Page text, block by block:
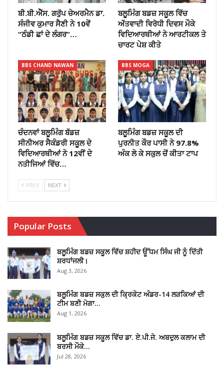
ਬੀ.ਬੀ.ਐੱਸ. ਗਰੁੱਪ ਚੇਅਰਮੈਨ ਡਾ.
ਸੰਜੀਵ ਕੁਮਾਰ ਸੈਣੀ ਨੇ 10ਵੇਂ
“ਠੰਡੀ ਛਾਂ ਦੇ ਲੰਗਰ”…
ਬਲੂਮਿੰਗ ਬਡਜ਼ ਸਕੂਲ ਵਿੱਚ
ਅੱੱਤਵਾਦੀ ਵਿਰੋਧੀ ਦਿਵਸ ਮੌਕੇ
ਵਿਦਿਆਰਥੀਆਂ ਨੇ ਆਰਟੀਕਲ ਤੇ
ਚਾਰਟ ਪੇਸ਼ ਕੀਤੇ
BBS CHAND NAWAN
ਚੰਦਨਵਾਂ ਬਲੂਮਿੰਗ ਬੱਡਜ਼
ਸੀਨੀਅਰ ਸੈਕੰਡਰੀ ਸਕੂਲ ਦੇ
ਵਿਦਿਆਰਥੀਆਂ ਨੇ 12ਵੀਂ ਦੇ
ਨਤੀਜਿਆਂ ਵਿੱਚ…
BBS MOGA
ਬਲੂਮਿੰਗ ਬਡਜ਼ ਸਕੂਲ ਦੀ
ਪੁਰਨੀਤ ਕੌਰ ਪਾਸੀ ਨੇ 97.8%
ਅੰਕ ਲੇ ਕੇ ਸਕੁਲ ਚੋਂ ਕੀਤਾ ਟਾਪ
PREV NEXT
Popular Posts
ਬਲੂਮਿੰਗ ਬਡਜ਼ ਸਕੂਲ ਵਿੱਚ ਸ਼ਹੀਦ ਊੱਧਮ ਸਿੰਘ ਜੀ ਨੂੰ ਦਿੱਤੀ
ਸ਼ਰਧਾਂਜਲੀ।
Aug 3, 2026
ਬਲੂਮਿੰਗ ਬਡਜ਼ ਸਕੁਲ ਦੀ ਕ੍ਰਿਕੇਟ ਅੰਡਰ-14 ਲੜਕਿਆਂ ਦੀ
ਟੀਮ ਬਣੀ ਮੋਗਾ…
Aug 1, 2026
ਬਲੂਮਿੰਗ ਬਡਜ਼ ਸਕੂਲ ਵਿੱਚ ਡਾ. ਏ.ਪੀ.ਜੇ. ਅਬਦੁਲ ਕਲਾਮ ਦੀ
ਬਰਸੀ ਮੌਕੇ…
Jul 28, 2026